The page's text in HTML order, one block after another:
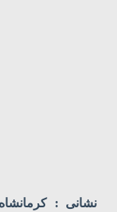
نشانی :